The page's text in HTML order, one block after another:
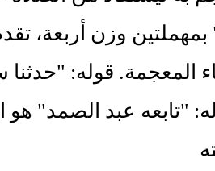
وزن أربعة،
المعجمة. قوله:
"تابعه عبد الصمد"